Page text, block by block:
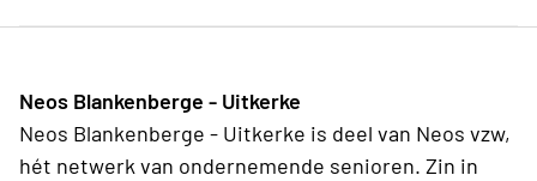
Neos Blankenberge - Uitkerke
Neos Blankenberge - Uitkerke is deel van Neos vzw,
hét netwerk van ondernemende senioren. Zin in